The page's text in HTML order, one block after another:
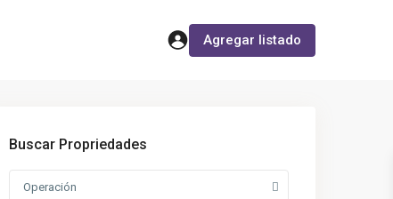
Agregar listado
Buscar Propriedades
Operación